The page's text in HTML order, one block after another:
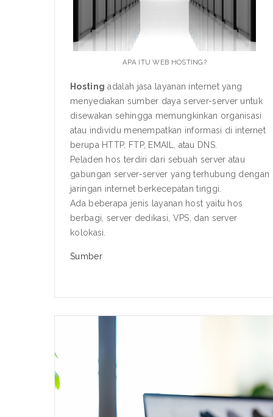
APA ITU WEB HOSTING?
Hosting adalah jasa layanan internet yang
menyediakan sumber daya server-server untuk
disewakan sehingga memungkinkan organisasi
atau individu menempatkan informasi di internet
berupa HTTP, FTP, EMAIL, atau DNS.
Peladen hos terdiri dari sebuah server atau
gabungan server-server yang terhubung dengan
jaringan internet berkecepatan tinggi.
Ada beberapa jenis layanan host yaitu hos
berbagi, server dedikasi, VPS, dan server
kolokasi.
Sumber